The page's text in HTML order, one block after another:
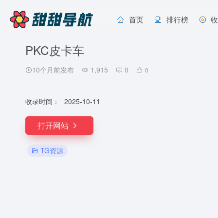
首页 排行榜
PKC皮卡车
10个月前发布 1,915 0 0
收录时间： 2025-10-11
打开网站
TG资源